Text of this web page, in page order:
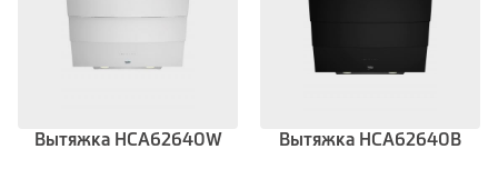
Вытяжка HCA62640W Вытяжка HCA62640B